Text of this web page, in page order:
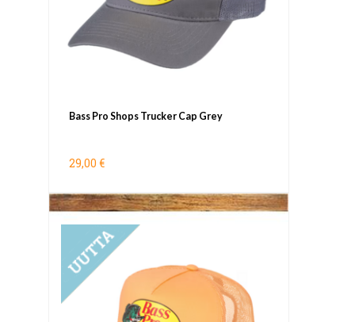
Bass Pro Shops Trucker Cap Grey
29,00 €